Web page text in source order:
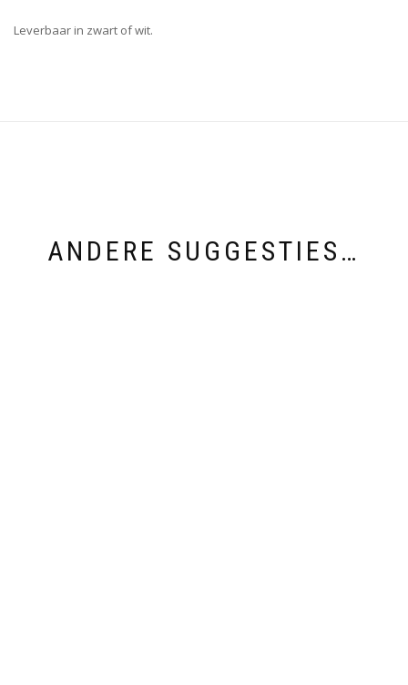
Leverbaar in zwart of wit.
ANDERE SUGGESTIES…